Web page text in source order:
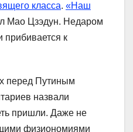
класса. «Наш
Мао Цзэдун. Недаром
прибивается к
перед Путиным
назвали
пришли. Даже не
физиономиями